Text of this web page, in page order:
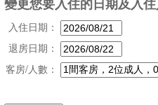
入住日期：
退房日期：
客房/人數：